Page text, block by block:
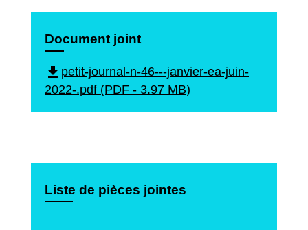
Document joint
file_download petit-journal-n-46---janvier-ea-juin-
2022-.pdf (PDF - 3.97 MB)
Liste de pièces jointes